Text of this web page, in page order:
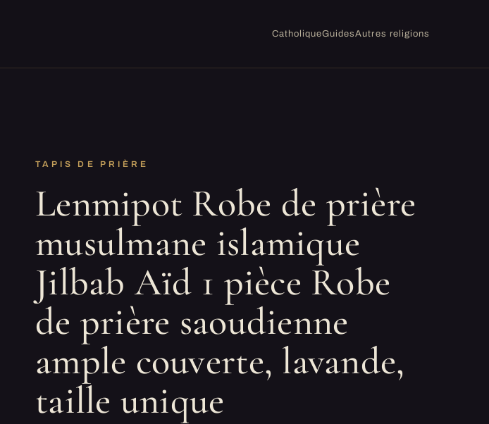
CatholiqueGuidesAutres religions
TAPIS DE PRIÈRE
Lenmipot Robe de prière
musulmane islamique
Jilbab Aïd 1 pièce Robe
de prière saoudienne
ample couverte, lavande,
taille unique